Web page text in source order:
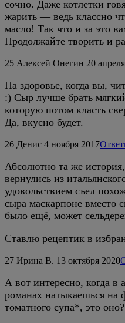
сочно. Даже котлетки
жарить — ведь классно
масло! Так что и за это
Продолжайте творить и
25 Алексей Онегин 20
На здоровье, когда вы,
:) Сыр лучше брать
которую потом класть
Да, вкусно будет.
26 Денис 4 ноября 2017
Абсолютно та же
вернулись из
удовольствием съел
сыра маскарпоне вместо
было ещё, может
Ставлю рецептик в
27 Ирина В. 13 октября 2020
А вот интересно, когда в
романах натыкаешься на
томатного супа*, это